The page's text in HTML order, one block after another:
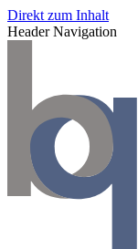
Direkt zum Inhalt
Header Navigation